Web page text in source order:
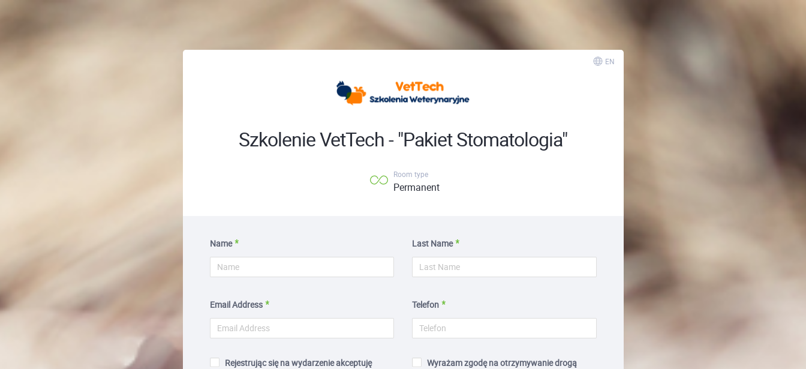
EN
Szkolenie VetTech - "Pakiet Stomatologia"
Room type
Permanent
Name Last Name
Email Address Telefon
Rejestrując się na wydarzenie akceptuję
Wyrażam zgodę na otrzymywanie drogą